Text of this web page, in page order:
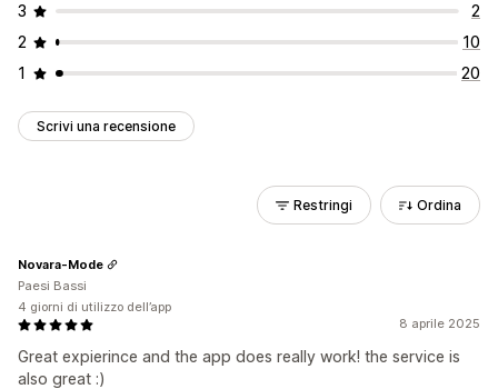
3
2
2
10
1
20
Scrivi una recensione
Restringi Ordina
8 aprile 2025
Great expierince and the app does really work! the service is
also great :)
Novara-Mode
Paesi Bassi
4 giorni di utilizzo dell’app